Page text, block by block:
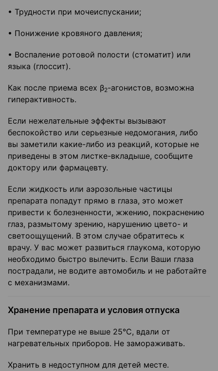
• Трудности при мочеиспускании;
• Понижение кровяного давления;
• Воспаление ротовой полости (стоматит) или
языка (глоссит).
Как после приема всех β2-агонистов, возможна
гиперактивность.
Если нежелательные эффекты вызывают
беспокойство или серьезные недомогания, либо
вы заметили какие-либо из реакций, которые не
приведены в этом листке-вкладыше, сообщите
доктору или фармацевту.
Если жидкость или аэрозольные частицы
препарата попадут прямо в глаза, это может
привести к болезненности, жжению, покраснению
глаз, размытому зрению, нарушению цвето- и
светоощущений. В этом случае обратитесь к
врачу. У вас может развиться глаукома, которую
необходимо быстро вылечить. Если Ваши глаза
пострадали, не водите автомобиль и не работайте
с механизмами.
Хранение препарата и условия отпуска
При температуре не выше 25°C, вдали от
нагревательных приборов. Не замораживать.
Хранить в недоступном для детей месте.